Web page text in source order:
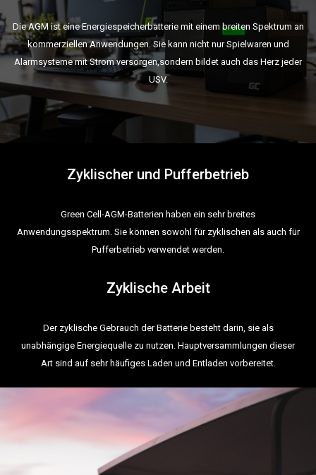
Die AGM ist eine Energiespeicherbatterie mit einem breiten Spektrum an
kommerziellen Anwendungen. Sie kann nicht nur Spielwaren und
Alarmsysteme mit Strom versorgen,sondern bildet auch das Herz jeder
USV.
Zyklischer und Pufferbetrieb
Green Cell-AGM-Batterien haben ein sehr breites
Anwendungsspektrum. Sie können sowohl für zyklischen als auch für
Pufferbetrieb verwendet werden.
Zyklische Arbeit
Der zyklische Gebrauch der Batterie besteht darin, sie als
unabhängige Energiequelle zu nutzen. Hauptversammlungen dieser
Art sind auf sehr häufiges Laden und Entladen vorbereitet.